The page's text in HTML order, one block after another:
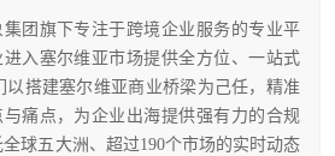
团旗下专注于跨境企业服务的专业平
入塞尔维亚市场提供全方位、一站式
以搭建塞尔维亚商业桥梁为己任，精准
痛点，为企业出海提供强有力的合规
球五大洲、超过190个市场的实时动态